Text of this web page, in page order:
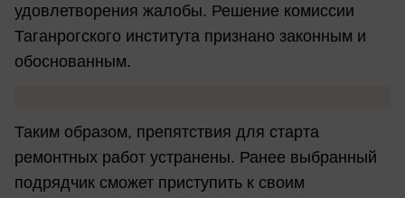
удовлетворения жалобы. Решение комиссии
Таганрогского института признано законным и
обоснованным.
Таким образом, препятствия для старта
ремонтных работ устранены. Ранее выбранный
подрядчик сможет приступить к своим